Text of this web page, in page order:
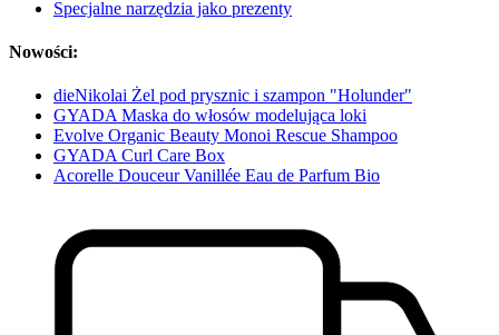
Specjalne narzędzia jako prezenty
Nowości:
dieNikolai Żel pod prysznic i szampon "Holunder"
GYADA Maska do włosów modelująca loki
Evolve Organic Beauty Monoi Rescue Shampoo
GYADA Curl Care Box
Acorelle Douceur Vanillée Eau de Parfum Bio